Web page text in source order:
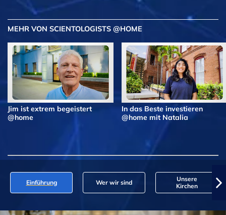
MEHR VON SCIENTOLOGISTS @HOME
Jim ist extrem begeistert
@home
In das Beste investieren
@home mit Natalia
Einführung Wer wir sind
Unsere
Kirchen